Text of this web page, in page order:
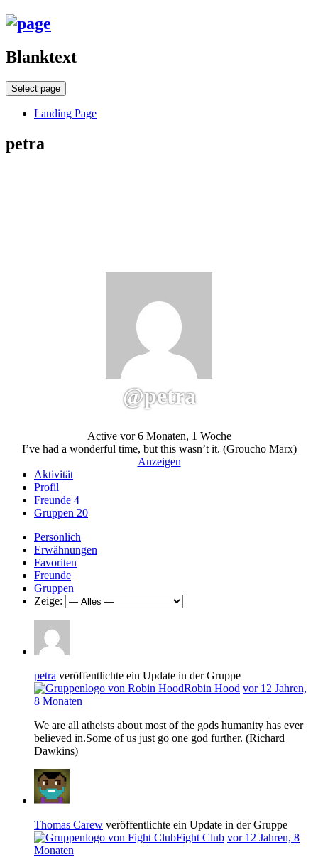
Blanktext
Select page
Landing Page
petra
@petra
Active vor 6 Monaten, 1 Woche
I’ve had a wonderful time, but this wasn’t it. (Groucho Marx)
Anzeigen
Aktivität
Profil
Freunde 4
Gruppen 20
Persönlich
Erwähnungen
Favoriten
Freunde
Gruppen
Zeige:
petra veröffentlichte ein Update in der Gruppe
Robin Hood vor 12 Jahren,
8 Monaten
We are all atheists about most of the gods humanity has ever
believed in.Some of us just go one god further. (Richard
Dawkins)
Thomas Carew veröffentlichte ein Update in der Gruppe
Fight Club vor 12 Jahren, 8
Monaten